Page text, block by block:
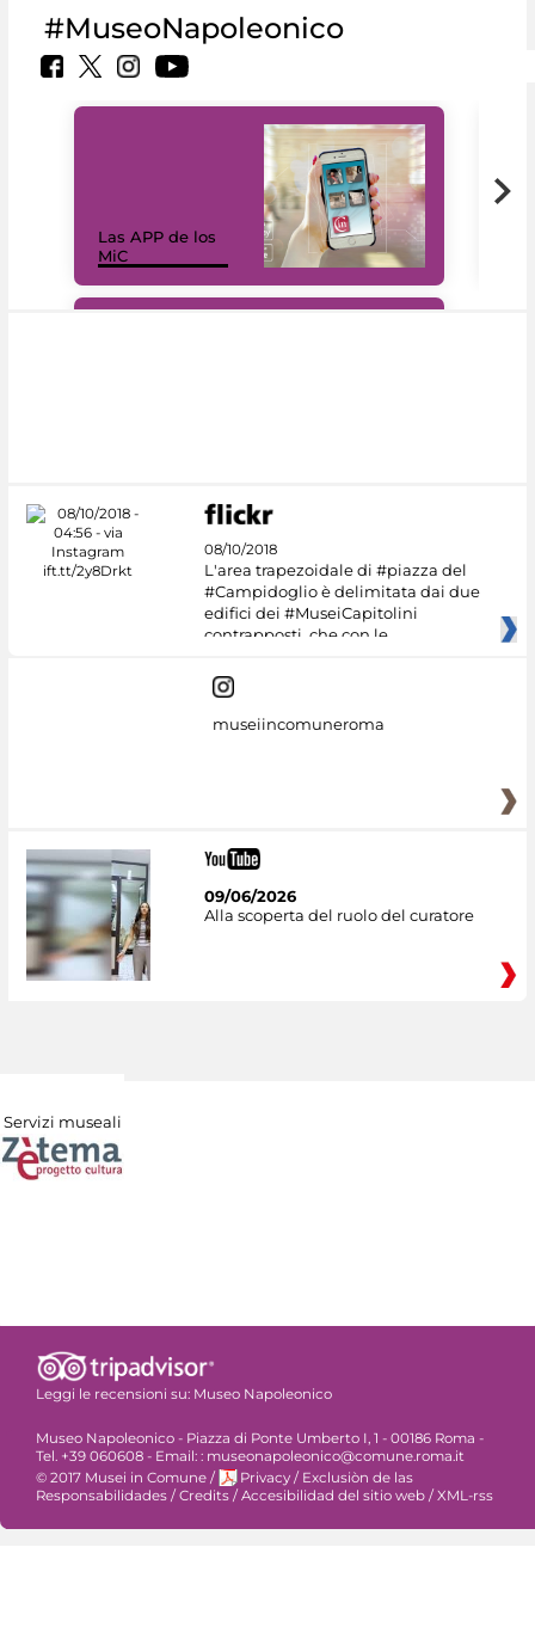
#MuseoNapoleonico
Las APP de los
MiC
08/10/2018
L'area trapezoidale di #piazza del
#Campidoglio è delimitata dai due
edifici dei #MuseiCapitolini
contrapposti, che con le
museiincomuneroma
09/06/2026
Alla scoperta del ruolo del curatore
Servizi museali
Leggi le recensioni su: Museo Napoleonico
Museo Napoleonico - Piazza di Ponte Umberto I, 1 - 00186 Roma -
Tel. +39 060608 - Email: : museonapoleonico@comune.roma.it
© 2017 Musei in Comune / Privacy / Exclusiòn de las
Responsabilidades / Credits / Accesibilidad del sitio web / XML-rss